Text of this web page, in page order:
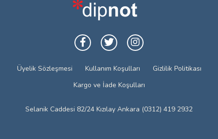
Üyelik Sözleşmesi Kullanım Koşulları
Gizlilik Politikası
Kargo ve İade Koşulları
Selanik Caddesi 82/24 Kızılay Ankara (0312) 419 2932